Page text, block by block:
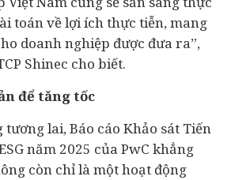
toán về lợi ích thực tiễn, mang
doanh nghiệp được đưa ra”,
Shinec cho biết.
để tăng tốc
lai, Báo cáo Khảo sát Tiến
năm 2025 của PwC khẳng
còn chỉ là một hoạt động